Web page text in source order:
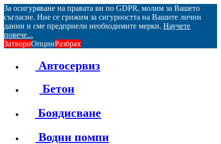
За осигуряване на правата ви по GDPR, молим за Вашето
съгласие. Ние се грижим за сигурността на Вашите лични
данни и сме предприели необходимите мерки. Научете
повече...
ЗатвориОпцииРазбрах
Автосервиз
Бетон
Боядисване
Водни помпи